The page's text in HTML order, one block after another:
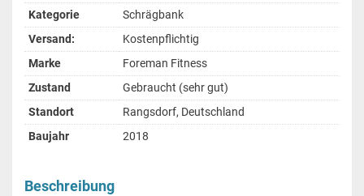
Kategorie
Schrägbank
Versand:
Kostenpflichtig
Marke
Foreman Fitness
Zustand
Gebraucht (sehr gut)
Standort
Rangsdorf, Deutschland
Baujahr
2018
Beschreibung